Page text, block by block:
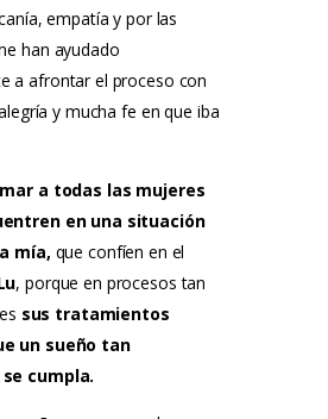
empatía y por las
han ayudado
a afrontar el proceso con
y mucha fe en que iba
a todas las mujeres
en una situación
mía, que confíen en el
, porque en procesos tan
sus tratamientos
un sueño tan
cumpla.